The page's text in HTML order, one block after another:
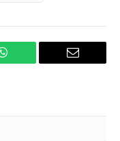
WhatsApp Email